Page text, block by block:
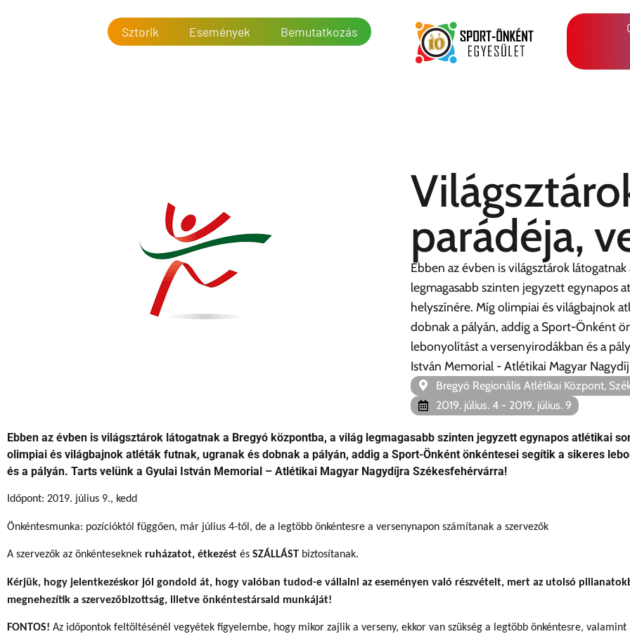
Sztorik Események Bemutatkozás
parádéja,
Ebben az évben is világsztárok
legmagasabb szinten jegyzett egynapos
helyszínére. Míg olimpiai és világbajnok
dobnak a pályán, addig a Sport-Önként
lebonyolítást a versenyirodákban és a
István Memorial - Atlétikai Magyar
Bregyó Regionális Atlétikai Központ,
2019. július. 4 - 2019. július. 9
Ebben az évben is világsztárok látogatnak a Bregyó központba, a világ legmagasabb szinten jegyzett egynapos atlétikai
olimpiai és világbajnok atléták futnak, ugranak és dobnak a pályán, addig a Sport-Önként önkéntesei segítik a sikeres
és a pályán. Tarts velünk a Gyulai István Memorial – Atlétikai Magyar Nagydíjra Székesfehérvárra!
Időpont: 2019. július 9., kedd
Önkéntesmunka: pozícióktól függően, már július 4-től, de a legtöbb önkéntesre a versenynapon számítanak a szervezők
A szervezők az önkénteseknek ruházatot, étkezést és SZÁLLÁST biztosítanak.
Kérjük, hogy jelentkezéskor jól gondold át, hogy valóban tudod-e vállalni az eseményen való részvételt, mert az utolsó
megnehezítik a szervezőbizottság, illetve önkéntestársaid munkáját!
FONTOS! Az időpontok feltöltésénél vegyétek figyelembe, hogy mikor zajlik a verseny, ekkor van szükség a legtöbb önkéntesre,